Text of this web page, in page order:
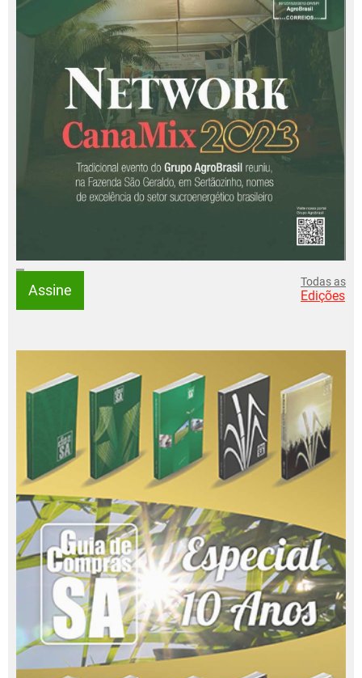
Assine Todas as
Edições